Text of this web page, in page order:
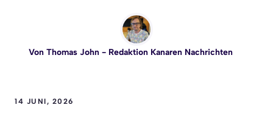
Von Thomas John- Redaktion Kanaren Nachrichten
14 JUNI, 2026